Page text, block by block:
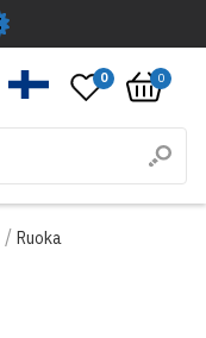
0 0
/ Ruoka